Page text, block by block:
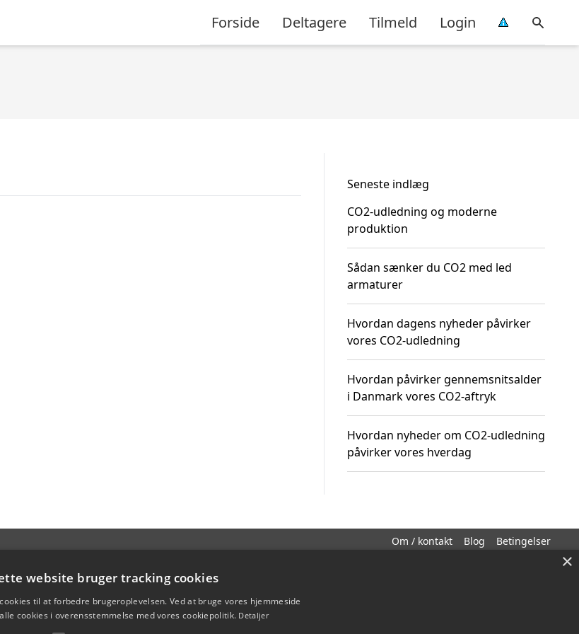
Forside Deltagere Tilmeld Login
Seneste indlæg
CO2-udledning og moderne
produktion
Sådan sænker du CO2 med led
armaturer
Hvordan dagens nyheder påvirker
vores CO2-udledning
Hvordan påvirker gennemsnitsalder
i Danmark vores CO2-aftryk
Hvordan nyheder om CO2-udledning
påvirker vores hverdag
Om / kontakt Blog Betingelser
×
website bruger tracking cookies
til at forbedre brugeroplevelsen. Ved at bruge vores hjemmeside
cookies i overensstemmelse med vores cookiepolitik. Detaljer